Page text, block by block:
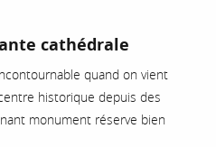
cathédrale
quand on vient
historique depuis des
monument réserve bien